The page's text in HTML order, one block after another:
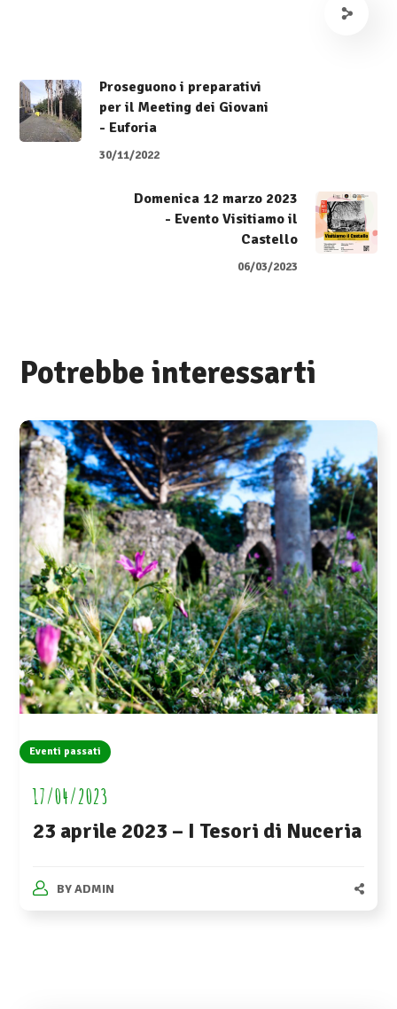
Proseguono i preparativi
per il Meeting dei Giovani
- Euforia
30/11/2022
Domenica 12 marzo 2023
- Evento Visitiamo il
Castello
06/03/2023
Potrebbe interessarti
Eventi passati
17/04/2023
23 aprile 2023 – I Tesori di Nuceria
BYADMIN